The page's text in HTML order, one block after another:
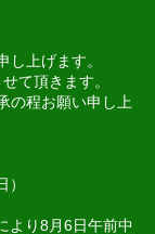
上げます。
て頂きます。
の程お願い申し上
より8月6日午前中